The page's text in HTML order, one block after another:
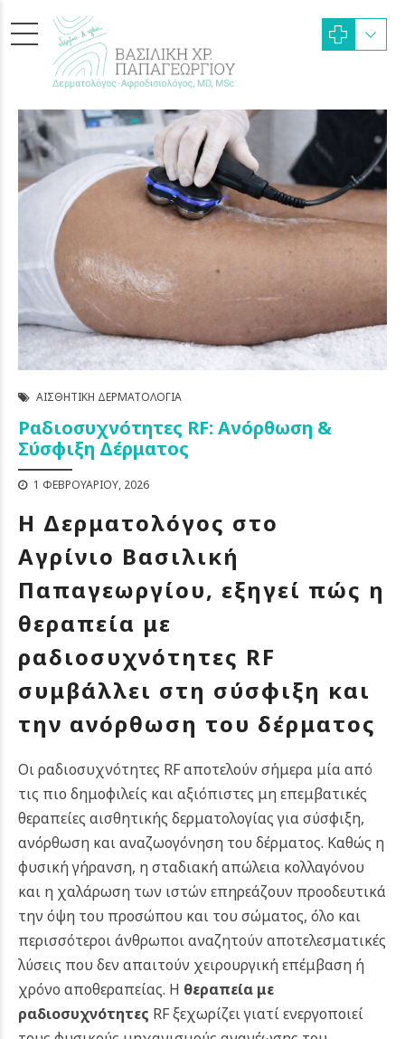
ΑΙΣΘΗΤΙΚΉ ΔΕΡΜΑΤΟΛΟΓΊΑ
Ραδιοσυχνότητες RF: Ανόρθωση &
Σύσφιξη Δέρματος
1 ΦΕΒΡΟΥΑΡΊΟΥ, 2026
Η Δερματολόγος στο
Αγρίνιο Βασιλική
Παπαγεωργίου, εξηγεί πώς η
θεραπεία με
ραδιοσυχνότητες RF
συμβάλλει στη σύσφιξη και
την ανόρθωση του δέρματος
Οι ραδιοσυχνότητες RF αποτελούν σήμερα μία από
τις πιο δημοφιλείς και αξιόπιστες μη επεμβατικές
θεραπείες αισθητικής δερματολογίας για σύσφιξη,
ανόρθωση και αναζωογόνηση του δέρματος. Καθώς η
φυσική γήρανση, η σταδιακή απώλεια κολλαγόνου
και η χαλάρωση των ιστών επηρεάζουν προοδευτικά
την όψη του προσώπου και του σώματος, όλο και
περισσότεροι άνθρωποι αναζητούν αποτελεσματικές
λύσεις που δεν απαιτούν χειρουργική επέμβαση ή
χρόνο αποθεραπείας. Η θεραπεία με
ραδιοσυχνότητες RF ξεχωρίζει γιατί ενεργοποιεί